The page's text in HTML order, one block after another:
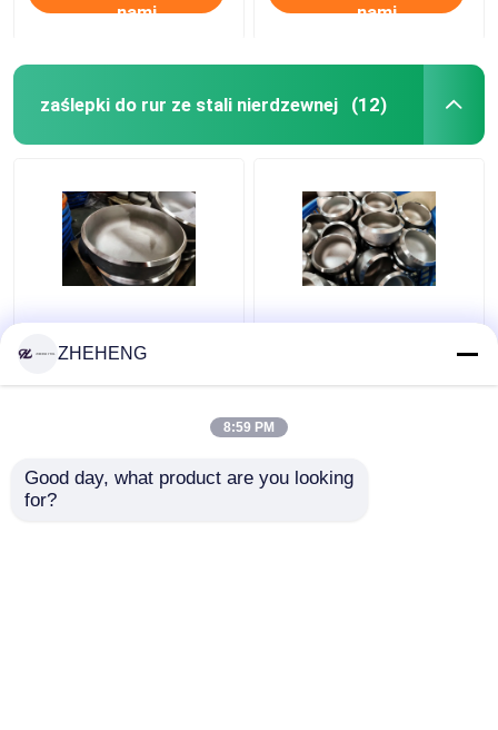
nami nami
zaślepki do rur ze stali nierdzewnej (12)
Kute nakładki na rury
ze stali nierdzewnej
Skontaktuj się z
WP904L Duplex Alloy
Skontaktuj się z
ZHEHENG
8:59 PM
Good day, what product are you looking
for?